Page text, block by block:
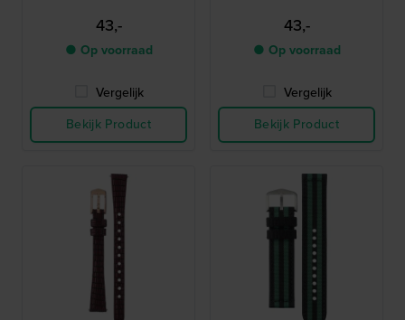
43,-
● Op voorraad
Vergelijk
Bekijk Product
43,-
● Op voorraad
Vergelijk
Bekijk Product